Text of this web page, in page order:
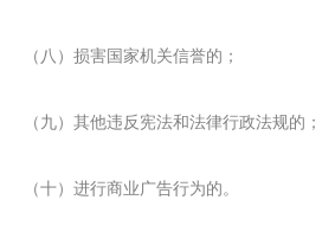
（八）损害国家机关信誉的；
（九）其他违反宪法和法律行政法规的；
（十）进行商业广告行为的。